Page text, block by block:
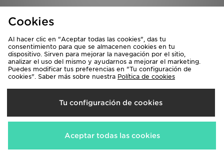
del grupo JD - Whistleblowing
Selecciona País
España
Aceptamos las siguientes formas de pago
Cookies
Al hacer clic en "Aceptar todas las cookies", das tu
consentimiento para que se almacenen cookies en tu
dispositivo. Sirven para mejorar la navegación por el sitio,
analizar el uso del mismo y ayudarnos a mejorar el marketing.
Puedes modificar tus preferencias en "Tu configuración de
cookies". Saber más sobre nuestra Política de cookies
Tu configuración de cookies
Aceptar todas las cookies